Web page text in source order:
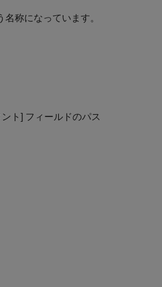
名称になっています。
ト] フィールドのパス